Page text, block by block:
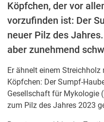
Köpfchen, der vor
vorzufinden ist: Der
neuer Pilz des
aber zunehmend
Er ähnelt einem
Köpfchen: Der Sumpf-
Gesellschaft für Mykologie
zum Pilz des Jahres 2023